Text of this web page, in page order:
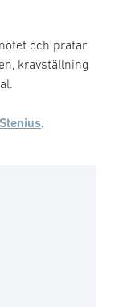
och pratar
kravställning
.